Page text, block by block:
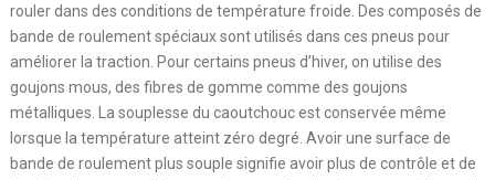
rouler dans des conditions de température froide. Des composés de
bande de roulement spéciaux sont utilisés dans ces pneus pour
améliorer la traction. Pour certains pneus d’hiver, on utilise des
goujons mous, des fibres de gomme comme des goujons
métalliques. La souplesse du caoutchouc est conservée même
lorsque la température atteint zéro degré. Avoir une surface de
bande de roulement plus souple signifie avoir plus de contrôle et de